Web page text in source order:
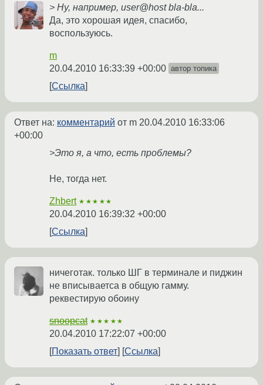
> Ну, например, user@host bla-bla...
Да, это хорошая идея, спасибо,
воспользуюсь.
m
20.04.2010 16:33:39 +00:00 автор топика
Ссылка
Ответ на: комментарий от m 20.04.2010 16:33:06
+00:00
>Это я, а что, есть проблемы?
Не, тогда нет.
Zhbert ★★★★★
20.04.2010 16:39:32 +00:00
Ссылка
ничеготак. только ШГ в терминале и пиджин
не вписываетса в общую гамму.
реквестирую обоину
snoopcat ★★★★★
20.04.2010 17:22:07 +00:00
Показать ответ
Ссылка